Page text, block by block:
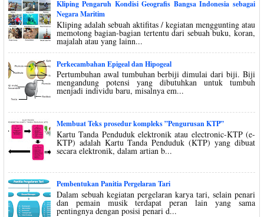
Kliping Pengaruh Kondisi Geografis Bangsa Indonesia sebagai
Negara Maritim
Kliping adalah sebuah aktifitas / kegiatan menggunting atau
memotong bagian-bagian tertentu dari sebuah buku, koran,
majalah atau yang lainn...
Perkecambahan Epigeal dan Hipogeal
Pertumbuhan awal tumbuhan berbiji dimulai dari biji. Biji
mengandung potensi yang dibutuhkan untuk tumbuh
menjadi individu baru, misalnya em...
Membuat Teks prosedur kompleks ”Pengurusan KTP”
Kartu Tanda Penduduk elektronik atau electronic-KTP (e-
KTP) adalah Kartu Tanda Penduduk (KTP) yang dibuat
secara elektronik, dalam artian b...
Pembentukan Panitia Pergelaran Tari
Dalam sebuah kegiatan pergelaran karya tari, selain penari
dan pemain musik terdapat peran lain yang sama
pentingnya dengan posisi penari d...